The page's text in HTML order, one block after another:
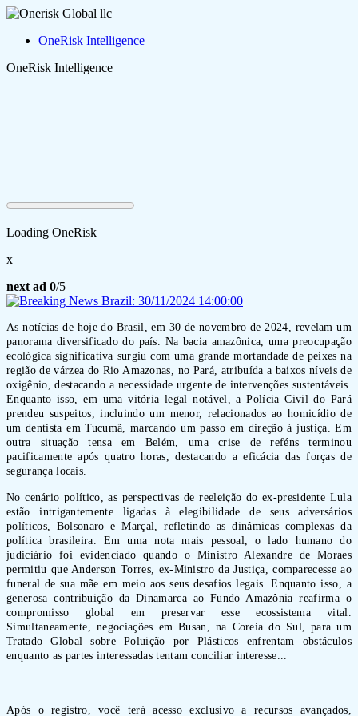
OneRisk Intelligence
OneRisk Intelligence
Loading OneRisk
x
next ad 0/5
As notícias de hoje do Brasil, em 30 de novembro de 2024, revelam um
panorama diversificado do país. Na bacia amazônica, uma preocupação
ecológica significativa surgiu com uma grande mortandade de peixes na
região de várzea do Rio Amazonas, no Pará, atribuída a baixos níveis de
oxigênio, destacando a necessidade urgente de intervenções sustentáveis.
Enquanto isso, em uma vitória legal notável, a Polícia Civil do Pará
prendeu suspeitos, incluindo um menor, relacionados ao homicídio de
um dentista em Tucumã, marcando um passo em direção à justiça. Em
outra situação tensa em Belém, uma crise de reféns terminou
pacificamente após quatro horas, destacando a eficácia das forças de
segurança locais.
No cenário político, as perspectivas de reeleição do ex-presidente Lula
estão intrigantemente ligadas à elegibilidade de seus adversários
políticos, Bolsonaro e Marçal, refletindo as dinâmicas complexas da
política brasileira. Em uma nota mais pessoal, o lado humano do
judiciário foi evidenciado quando o Ministro Alexandre de Moraes
permitiu que Anderson Torres, ex-Ministro da Justiça, comparecesse ao
funeral de sua mãe em meio aos seus desafios legais. Enquanto isso, a
generosa contribuição da Dinamarca ao Fundo Amazônia reafirma o
compromisso global em preservar esse ecossistema vital.
Simultaneamente, negociações em Busan, na Coreia do Sul, para um
Tratado Global sobre Poluição por Plásticos enfrentam obstáculos
enquanto as partes interessadas tentam conciliar interesse...
Após o registro, você terá acesso exclusivo a recursos avançados,